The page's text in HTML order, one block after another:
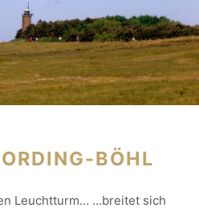
BÖHL
Leuchtturm… …breitet sich